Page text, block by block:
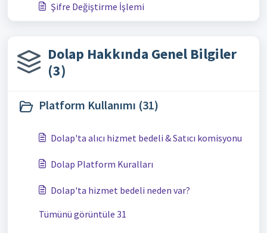
Şifre Değiştirme İşlemi
Dolap Hakkında Genel Bilgiler
(3)
Platform Kullanımı (31)
Dolap'ta alıcı hizmet bedeli & Satıcı komisyonu
Dolap Platform Kuralları
Dolap'ta hizmet bedeli neden var?
Tümünü görüntüle 31